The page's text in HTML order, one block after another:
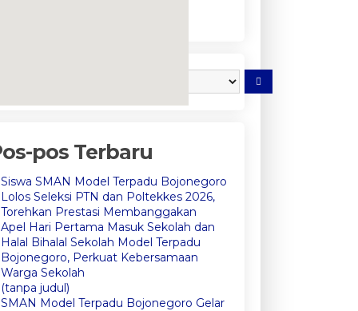
pos Terbaru
Siswa SMAN Model Terpadu Bojonegoro
Lolos Seleksi PTN dan Poltekkes 2026,
Torehkan Prestasi Membanggakan
Apel Hari Pertama Masuk Sekolah dan
Halal Bihalal Sekolah Model Terpadu
Bojonegoro, Perkuat Kebersamaan
Warga Sekolah
(tanpa judul)
SMAN Model Terpadu Bojonegoro Gelar